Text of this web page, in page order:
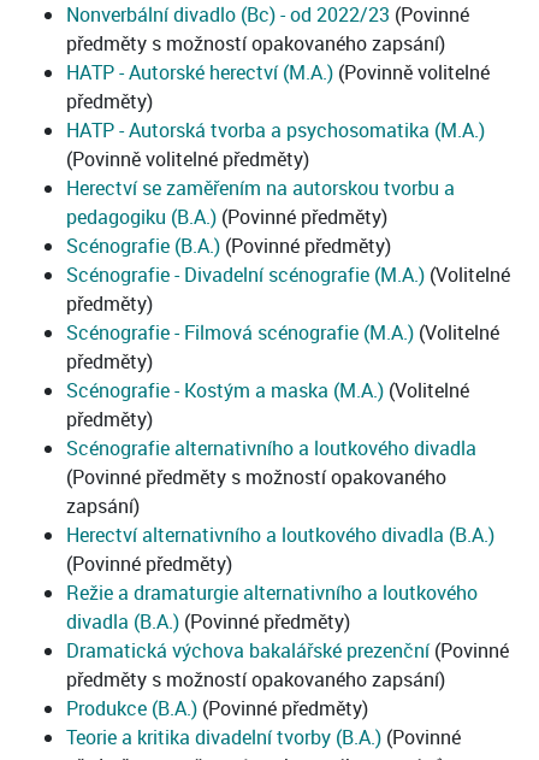
Nonverbální divadlo (Bc) - od 2022/23 (Povinné
předměty s možností opakovaného zapsání)
HATP - Autorské herectví (M.A.) (Povinně volitelné
předměty)
HATP - Autorská tvorba a psychosomatika (M.A.)
(Povinně volitelné předměty)
Herectví se zaměřením na autorskou tvorbu a
pedagogiku (B.A.) (Povinné předměty)
Scénografie (B.A.) (Povinné předměty)
Scénografie - Divadelní scénografie (M.A.) (Volitelné
předměty)
Scénografie - Filmová scénografie (M.A.) (Volitelné
předměty)
Scénografie - Kostým a maska (M.A.) (Volitelné
předměty)
Scénografie alternativního a loutkového divadla
(Povinné předměty s možností opakovaného
zapsání)
Herectví alternativního a loutkového divadla (B.A.)
(Povinné předměty)
Režie a dramaturgie alternativního a loutkového
divadla (B.A.) (Povinné předměty)
Dramatická výchova bakalářské prezenční(Povinné
předměty s možností opakovaného zapsání)
Produkce (B.A.) (Povinné předměty)
Teorie a kritika divadelní tvorby (B.A.) (Povinné